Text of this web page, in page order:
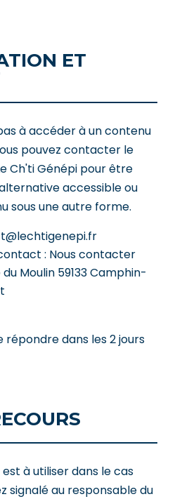
ET
à accéder à un contenu
pouvez contacter le
Ch'ti Génépi pour être
accessible ou
sous une autre forme.
: Nous contacter
du Moulin 59133 Camphin-
répondre dans les2 jours
à utiliser dans le cas
signalé au responsable du